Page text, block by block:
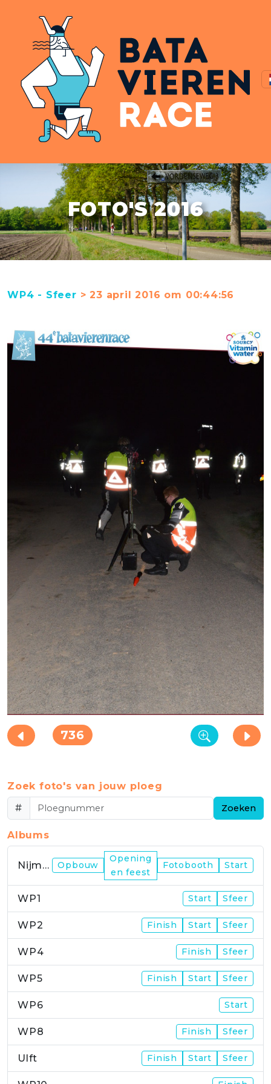
FOTO'S 2016
WP4 - Sfeer > 23 april 2016 om 00:44:56
736
Zoek foto's van jouw ploeg
#
Zoeken
Albums
Nijmegen Opbouw
Opening
en feest
Fotobooth Start
WP1 Start Sfeer
WP2 Finish Start Sfeer
WP4 Finish Sfeer
WP5 Finish Start Sfeer
WP6 Start
WP8 Finish Sfeer
Ulft Finish Start Sfeer